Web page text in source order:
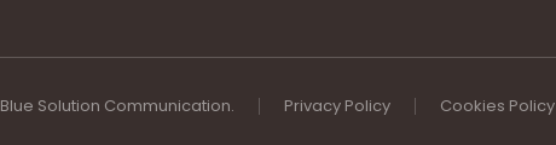
Blue Solution Communication. Privacy Policy Cookies Policy